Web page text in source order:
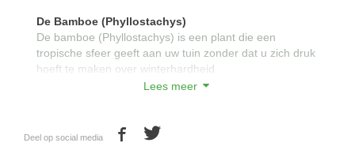
De Bamboe (Phyllostachys)
De bamboe (Phyllostachys) is een plant die een
tropische sfeer geeft aan uw tuin zonder dat u zich druk
hoeft te maken over winterhardheid.
Bamboeplanten doen het goed op vrijwel alle
wijze van vermenigvuldigen. Wanneer dit beperkt dient
Lees meer
Deel op social media